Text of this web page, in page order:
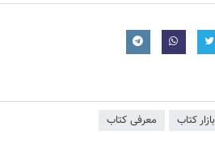
بازار کتاب معرفی کتاب